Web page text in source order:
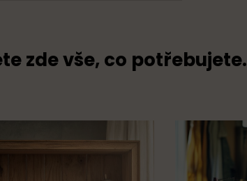
zde vše, co potřebujete.